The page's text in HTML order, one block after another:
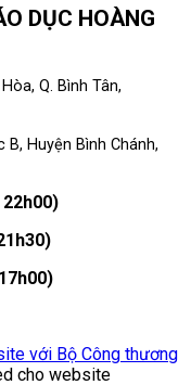
DỤC HOÀNG
Q. Bình Tân,
B, Huyện Bình Chánh,
22h00)